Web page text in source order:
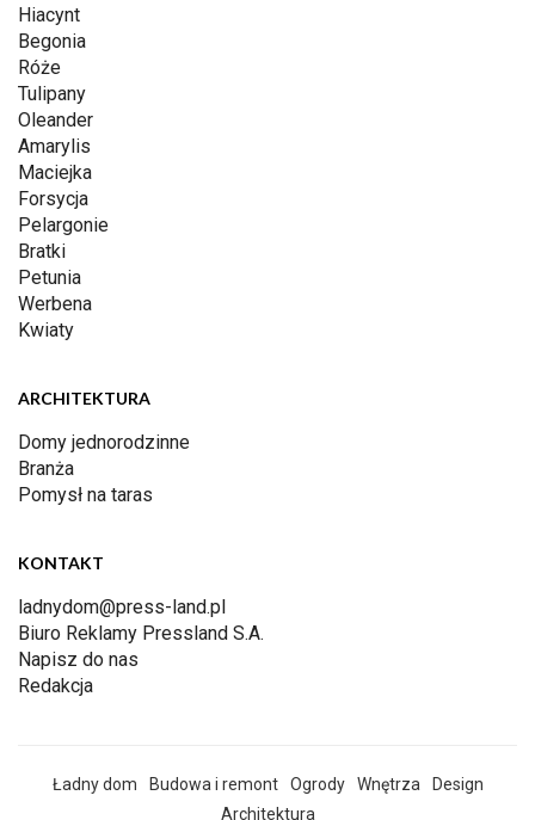
Hiacynt
Begonia
Róże
Tulipany
Oleander
Amarylis
Maciejka
Forsycja
Pelargonie
Bratki
Petunia
Werbena
Kwiaty
ARCHITEKTURA
Domy jednorodzinne
Branża
Pomysł na taras
KONTAKT
ladnydom@press-land.pl
Biuro Reklamy Pressland S.A.
Napisz do nas
Redakcja
Ładny dom Budowa i remont Ogrody Wnętrza
Design
Architektura